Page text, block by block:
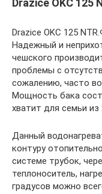
Drazice OKC 125
Drazice OKC 125
Надежный и
чешского
проблемы с
сожалению, часто
Мощность бака
хватит для семьи из
Данный
контуру
системе трубок,
теплоноситель,
градусов можно